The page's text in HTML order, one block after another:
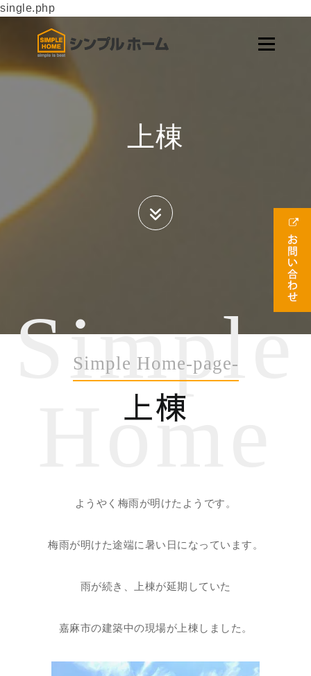
single.php
上棟
Simple
Home
Simple Home-page-
上棟
ようやく梅雨が明けたようです。
梅雨が明けた途端に暑い日になっています。
雨が続き、上棟が延期していた
嘉麻市の建築中の現場が上棟しました。